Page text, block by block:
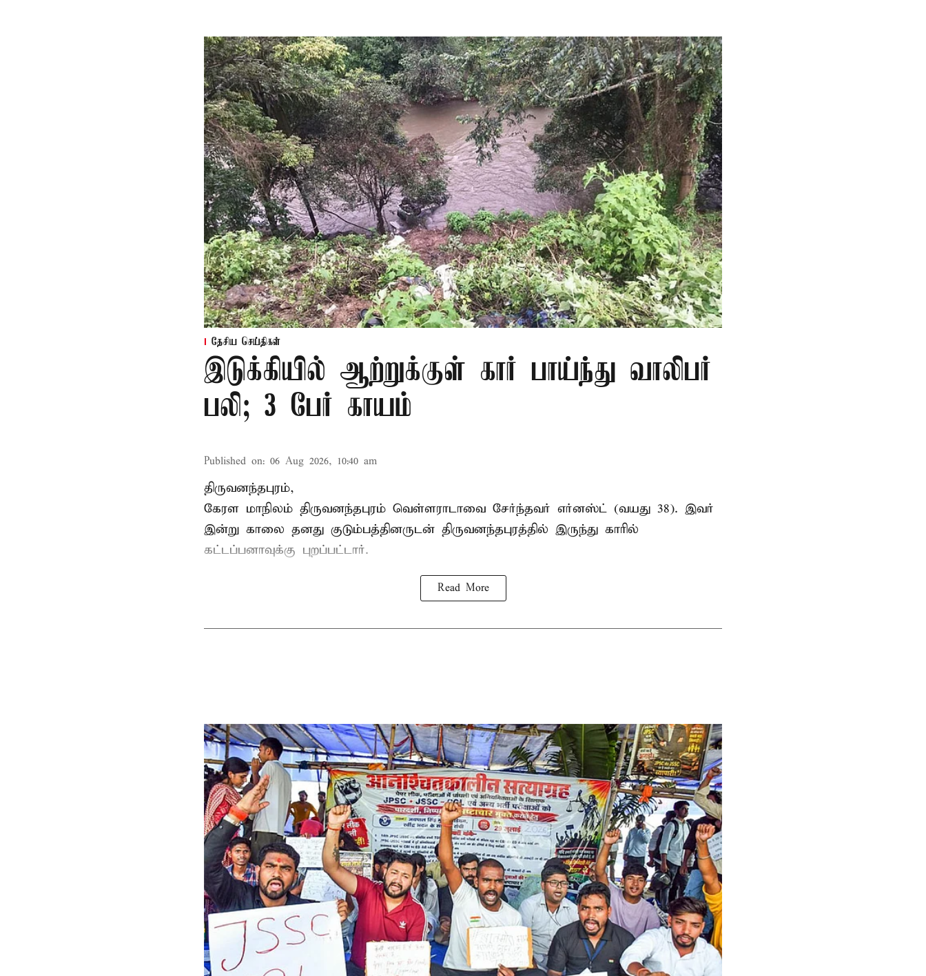
தேசிய செய்திகள்
இடுக்கியில் ஆற்றுக்குள் கார் பாய்ந்து வாலிபர்
பலி; 3 பேர் காயம்
Published on: 06 Aug 2026, 10:40 am
திருவனந்தபுரம்,
கேரள மாநிலம் திருவனந்தபுரம் வெள்ளராடாவை சேர்ந்தவர் எர்னஸ்ட் (வயது 38). இவர்
இன்று காலை தனது குடும்பத்தினருடன் திருவனந்தபுரத்தில் இருந்து காரில்
கட்டப்பனாவுக்கு புறப்பட்டார்.
Read More